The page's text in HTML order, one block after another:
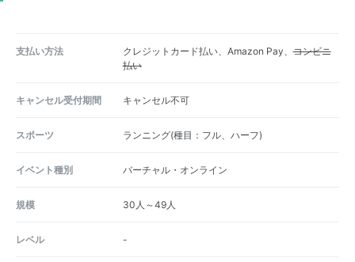
支払い方法 クレジットカード払い、Amazon Pay、コンビニ
払い
キャンセル受付期間 キャンセル不可
スポーツ ランニング(種目：フル、ハーフ)
イベント種別 バーチャル・オンライン
規模 30人～49人
レベル -